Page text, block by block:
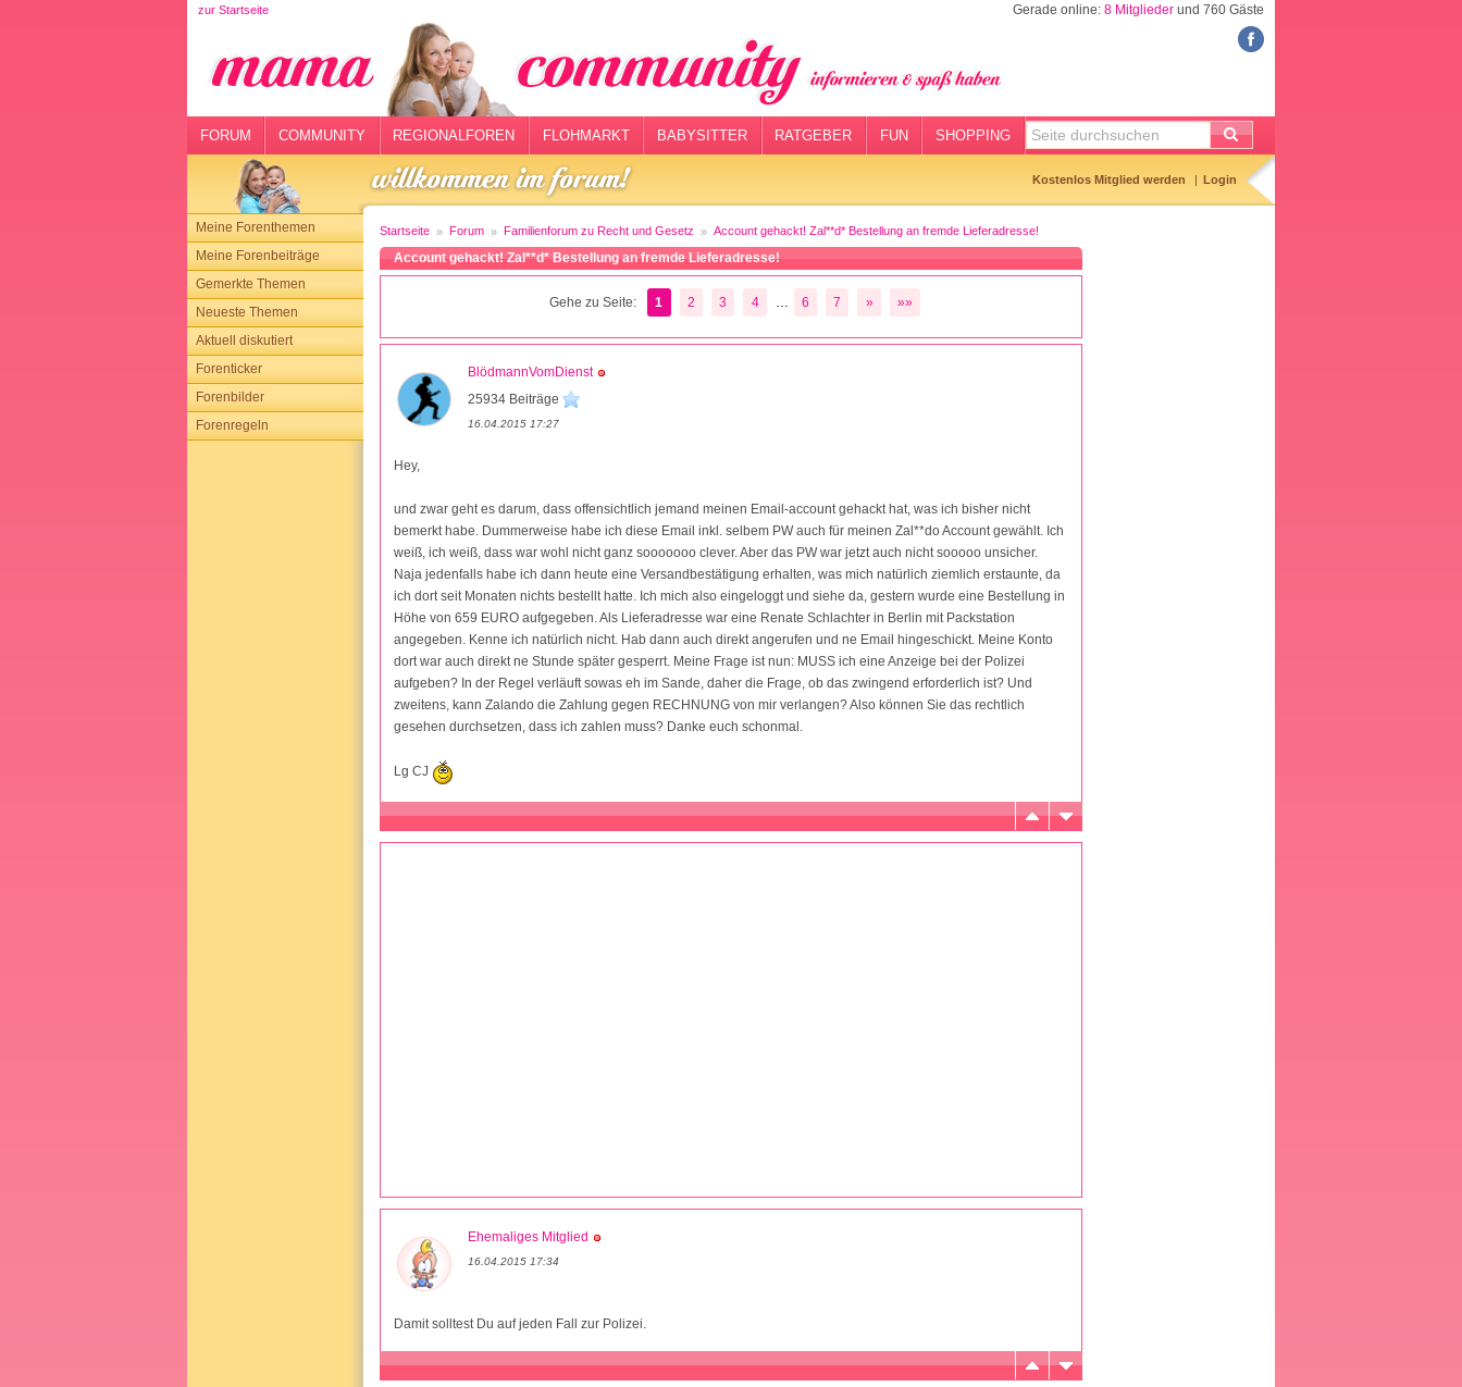
zur Startseite Gerade online: 8 Mitglieder und 760 Gäste
FORUM COMMUNITY REGIONALFOREN FLOHMARKT BABYSITTER RATGEBER FUN SHOPPING
Kostenlos Mitglied werden Login
Meine Forenthemen
Meine Forenbeiträge
Gemerkte Themen
Neueste Themen
Aktuell diskutiert
Forenticker
Forenbilder
Forenregeln
Startseite Forum Familienforum zu Recht und Gesetz Account gehackt! Zal**d* Bestellung an fremde Lieferadresse!
Account gehackt! Zal**d* Bestellung an fremde Lieferadresse!
Gehe zu Seite: 1 2 3 4 6 7 » »»
BlödmannVomDienst
25934 Beiträge
16.04.2015 17:27
Hey,
und zwar geht es darum, dass offensichtlich jemand meinen Email-account gehackt hat, was ich bisher nicht
bemerkt habe. Dummerweise habe ich diese Email inkl. selbem PW auch für meinen Zal**do Account gewählt. Ich
weiß, ich weiß, dass war wohl nicht ganz sooooooo clever. Aber das PW war jetzt auch nicht sooooo unsicher.
Naja jedenfalls habe ich dann heute eine Versandbestätigung erhalten, was mich natürlich ziemlich erstaunte, da
ich dort seit Monaten nichts bestellt hatte. Ich mich also eingeloggt und siehe da, gestern wurde eine Bestellung in
Höhe von 659 EURO aufgegeben. Als Lieferadresse war eine Renate Schlachter in Berlin mit Packstation
angegeben. Kenne ich natürlich nicht. Hab dann auch direkt angerufen und ne Email hingeschickt. Meine Konto
dort war auch direkt ne Stunde später gesperrt. Meine Frage ist nun: MUSS ich eine Anzeige bei der Polizei
aufgeben? In der Regel verläuft sowas eh im Sande, daher die Frage, ob das zwingend erforderlich ist? Und
zweitens, kann Zalando die Zahlung gegen RECHNUNG von mir verlangen? Also können Sie das rechtlich
gesehen durchsetzen, dass ich zahlen muss? Danke euch schonmal.
Lg CJ
Ehemaliges Mitglied
16.04.2015 17:34
Damit solltest Du auf jeden Fall zur Polizei.